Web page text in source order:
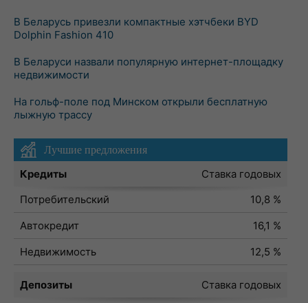
В Беларусь привезли компактные хэтчбеки BYD
Dolphin Fashion 410
В Беларуси назвали популярную интернет-площадку
недвижимости
На гольф-поле под Минском открыли бесплатную
лыжную трассу
Лучшие предложения
Кредиты
Ставка годовых
Потребительский
10,8 %
Автокредит
16,1 %
Недвижимость
12,5 %
Депозиты
Ставка годовых